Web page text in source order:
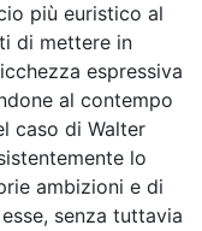
più euristico al
di mettere in
espressiva
al contempo
caso di Walter
lo
ambizioni e di
senza tuttavia